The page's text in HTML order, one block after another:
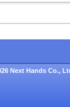
Next Hands Co.,